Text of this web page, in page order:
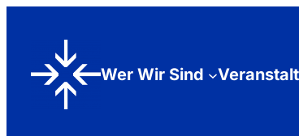
springen
Wer Wir Sind